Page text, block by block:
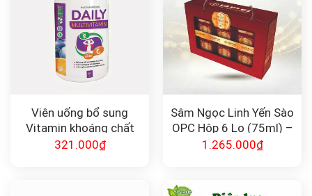
Viên uống bổ sung
Vitamin khoáng chất
Daily Multivitamin
321.000₫
Sâm Ngọc Linh Yến Sào
OPC Hộp 6 Lọ (75ml) –
Phục Hồi Sức Khỏe, Cải
1.265.000₫